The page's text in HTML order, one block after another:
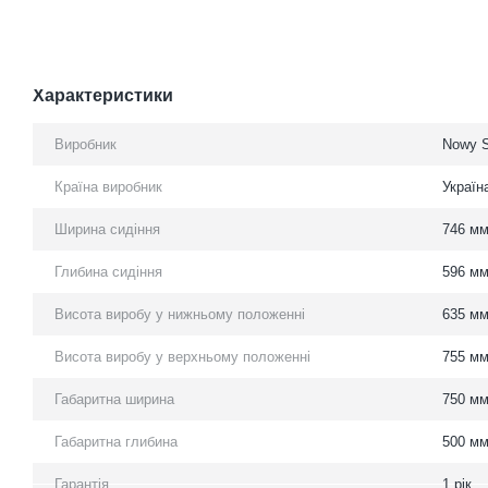
Характеристики
Виробник Nowy
Країна виробник
Ширина сидіння 746 мм
Глибина сидіння 596 мм
Висота виробу у нижньому положенні 635 мм
Висота виробу у верхньому положенні 755 мм
Габаритна ширина 750 мм
Габаритна глибина 500 мм
Гарантія 1 рік